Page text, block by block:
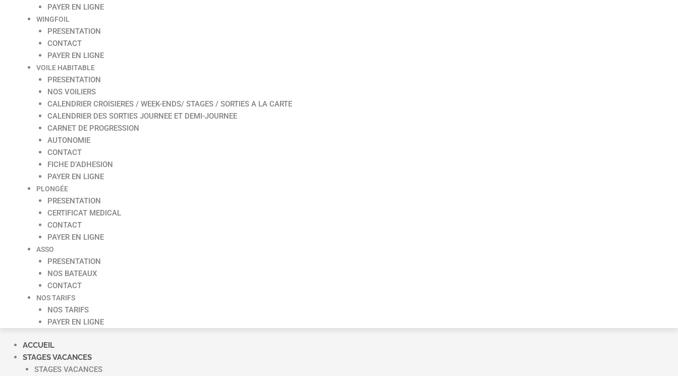
PAYER EN LIGNE
WINGFOIL
PRESENTATION
CONTACT
PAYER EN LIGNE
VOILE HABITABLE
PRESENTATION
NOS VOILIERS
CALENDRIER CROISIERES / WEEK-ENDS/ STAGES / SORTIES A LA CARTE
CALENDRIER DES SORTIES JOURNEE ET DEMI-JOURNEE
CARNET DE PROGRESSION
AUTONOMIE
CONTACT
FICHE D’ADHESION
PAYER EN LIGNE
PLONGÉE
PRESENTATION
CERTIFICAT MEDICAL
CONTACT
PAYER EN LIGNE
ASSO
PRESENTATION
NOS BATEAUX
CONTACT
NOS TARIFS
NOS TARIFS
PAYER EN LIGNE
ACCUEIL
STAGES VACANCES
STAGES VACANCES